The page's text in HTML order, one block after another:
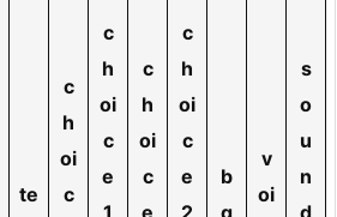
te
c
h
oi
c
c
h
oi
c
e
1
c
h
oi
c
e
c
h
oi
c
e
2
b
g
v
oi
s
o
u
n
d